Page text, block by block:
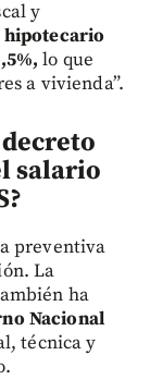
y
lo que
a vivienda”.
salario
preventiva
La
ha
Nacional
técnica y